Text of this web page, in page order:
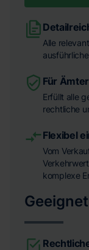
Alle
Für
Erfüllt alle
rechtliche
Flexibel
Vom
komplexe